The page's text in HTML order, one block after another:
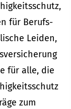
für Berufs­
Leiden,
für alle, die
zum